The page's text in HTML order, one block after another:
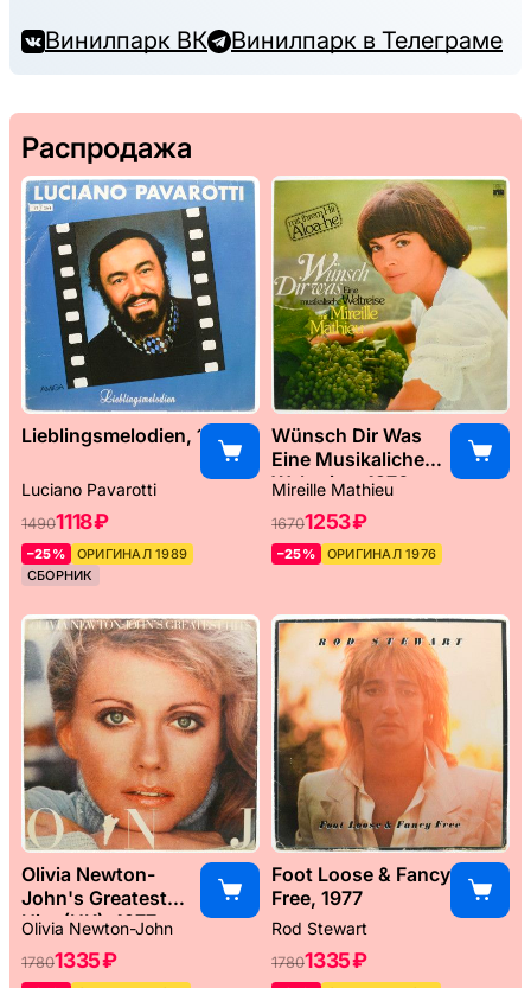
Винилпарк ВК Винилпарк в Телеграме
Распродажа
Lieblingsmelodien, 1989
Luciano Pavarotti
14901118 ₽
–25%
ОРИГИНАЛ 1989
СБОРНИК
Wünsch Dir Was
Eine Musikaliche
Weltreise, 1976
Mireille Mathieu
16701253 ₽
–25% ОРИГИНАЛ 1976
Olivia Newton-
John's Greatest
Hits (UK), 1977
Olivia Newton-John
17801335 ₽
Foot Loose & Fancy
Free, 1977
Rod Stewart
17801335 ₽